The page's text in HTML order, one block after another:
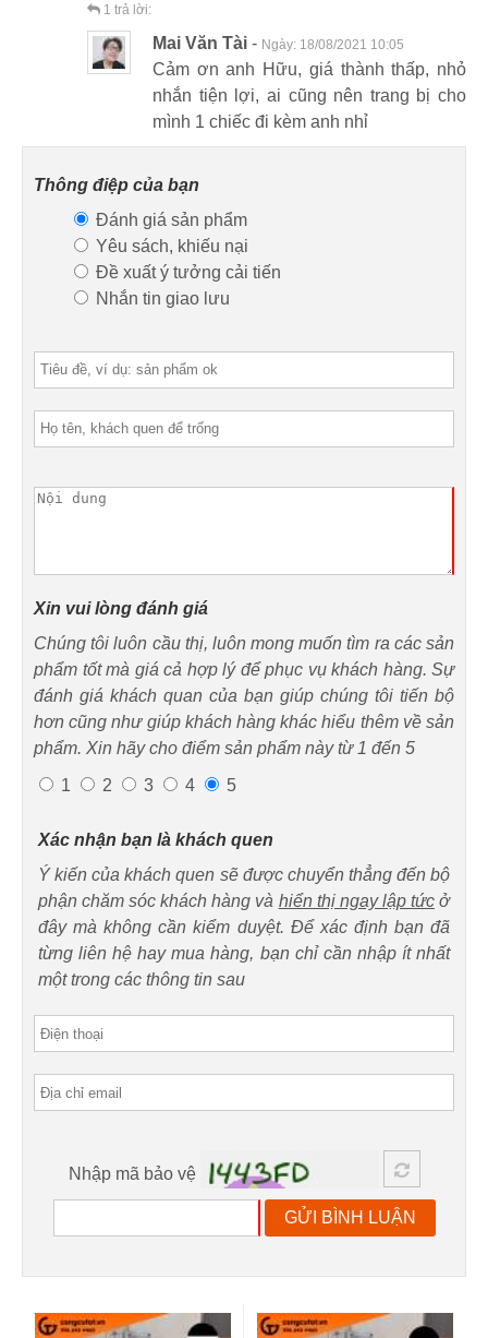
1 trả lời:
Mai Văn Tài - Ngày: 18/08/2021 10:05
Cảm ơn anh Hữu, giá thành thấp, nhỏ
nhắn tiện lợi, ai cũng nên trang bị cho
mình 1 chiếc đi kèm anh nhỉ
Thông điệp của bạn
Đánh giá sản phẩm
Yêu sách, khiếu nại
Đề xuất ý tưởng cải tiến
Nhắn tin giao lưu
Xin vui lòng đánh giá
Chúng tôi luôn cầu thị, luôn mong muốn tìm ra các sản
phẩm tốt mà giá cả hợp lý để phục vụ khách hàng. Sự
đánh giá khách quan của bạn giúp chúng tôi tiến bộ
hơn cũng như giúp khách hàng khác hiểu thêm về sản
phẩm. Xin hãy cho điểm sản phẩm này từ 1 đến 5
1
2 3 4 5
Xác nhận bạn là khách quen
Ý kiến của khách quen sẽ được chuyển thẳng đến bộ
phận chăm sóc khách hàng và hiển thị ngay lập tứcở
đây mà không cần kiểm duyệt. Để xác định bạn đã
từng liên hệ hay mua hàng, bạn chỉ cần nhập ít nhất
một trong các thông tin sau
Nhập mã bảo vệ
GỬI BÌNH LUẬN